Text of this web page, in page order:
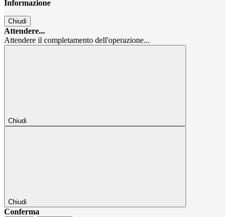
Informazione
Chiudi
Attendere...
Attendere il completamento dell'operazione...
Chiudi
Chiudi
Conferma